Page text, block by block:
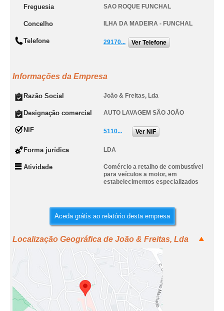
Freguesia SAO ROQUE FUNCHAL
Concelho ILHA DA MADEIRA - FUNCHAL
Telefone 29170... Ver Telefone
Informações da Empresa
Razão Social João & Freitas, Lda
Designação comercial AUTO LAVAGEM SÃO JOÃO
NIF 5110... Ver NIF
Forma jurídica LDA
Atividade
Comércio a retalho de combustível
para veículos a motor, em
estabelecimentos especializados
Aceda grátis ao relatório desta empresa
Localização Geográfica de João & Freitas, Lda